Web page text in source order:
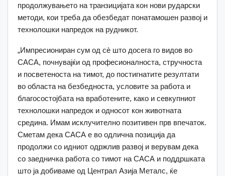
продолжувањето на транзицијата кон нови рударски
методи, кои треба да обезбедат понатамошен развој и
технолошки напредок на рудникот.
„Импресиониран сум од сè што досега го видов во
САСА, почнувајќи од професионалноста, стручноста
и посветеноста на тимот, до постигнатите резултати
во областа на безбедноста, условите за работа и
благосостојбата на вработените, како и севкупниот
технолошки напредок и односот кон животната
средина. Имам исклучително позитивен прв впечаток.
Сметам дека САСА е во одлична позиција да
продолжи со идниот одржлив развој и верувам дека
со заедничка работа со тимот на САСА и поддршката
што ја добиваме од Централ Азија Металс, ќе